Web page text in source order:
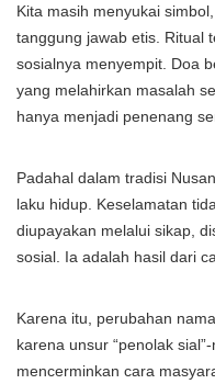
Kita masih menyukai
tanggung jawab etis. Ritual
sosialnya menyempit. Doa
yang melahirkan masalah
hanya menjadi penenang
Padahal dalam tradisi
laku hidup. Keselamatan
diupayakan melalui sikap,
sosial. Ia adalah hasil dari
Karena itu, perubahan
karena unsur “penolak
mencerminkan cara